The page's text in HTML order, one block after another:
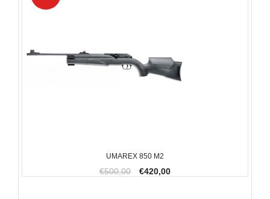
UMAREX 850 M2
€500,00 €420,00